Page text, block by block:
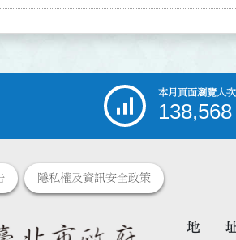
本月頁面瀏覽人次
138,568
隱私權及資訊安全政策
地